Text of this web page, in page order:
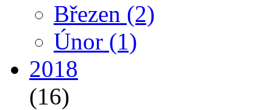
Březen (2)
Únor (1)
2018
(16)